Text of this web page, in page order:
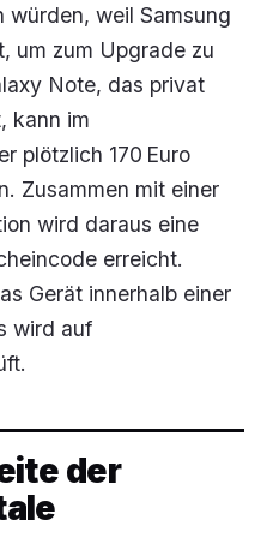
würden, weil Samsung
um zum Upgrade zu
Note, das privat
kann im
plötzlich 170 Euro
Zusammen mit einer
wird daraus eine
erreicht.
Gerät innerhalb einer
wird auf
der